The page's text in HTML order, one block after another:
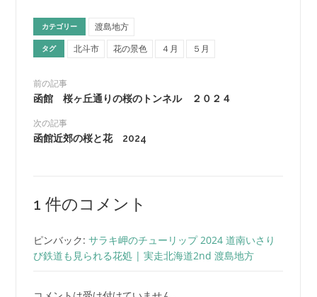
カテゴリー 渡島地方
タグ 北斗市 花の景色 ４月 ５月
前の記事
函館 桜ヶ丘通りの桜のトンネル ２０２４
次の記事
函館近郊の桜と花 2024
1 件のコメント
ピンバック: サラキ岬のチューリップ 2024 道南いさり
び鉄道も見られる花処 | 実走北海道2nd 渡島地方